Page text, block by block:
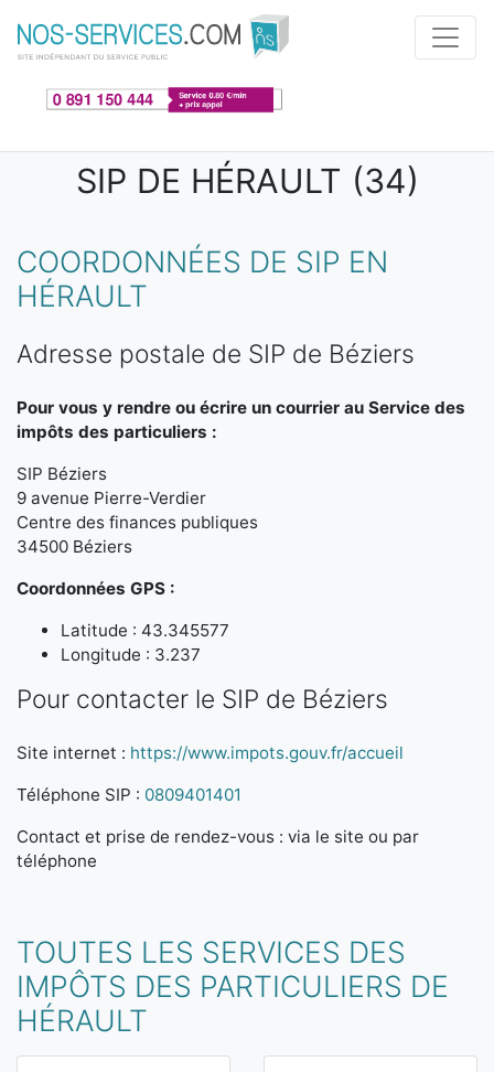
Aller au contenu principal
SIP DE HÉRAULT (34)
COORDONNÉES DE SIP EN
HÉRAULT
Adresse postale de SIP de Béziers
Pour vous y rendre ou écrire un courrier au Service des
impôts des particuliers :
SIP Béziers
9 avenue Pierre-Verdier
Centre des finances publiques
34500 Béziers
Coordonnées GPS :
Latitude : 43.345577
Longitude : 3.237
Pour contacter le SIP de Béziers
Site internet : https://www.impots.gouv.fr/accueil
Téléphone SIP : 0809401401
Contact et prise de rendez-vous : via le site ou par
téléphone
TOUTES LES SERVICES DES
IMPÔTS DES PARTICULIERS DE
HÉRAULT